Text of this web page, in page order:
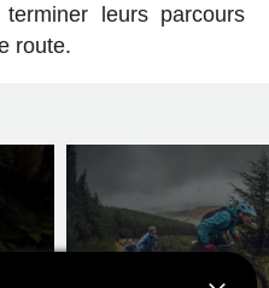
leurs parcours
route.